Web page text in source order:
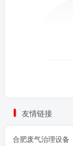
友情链接
合肥废气治理设备